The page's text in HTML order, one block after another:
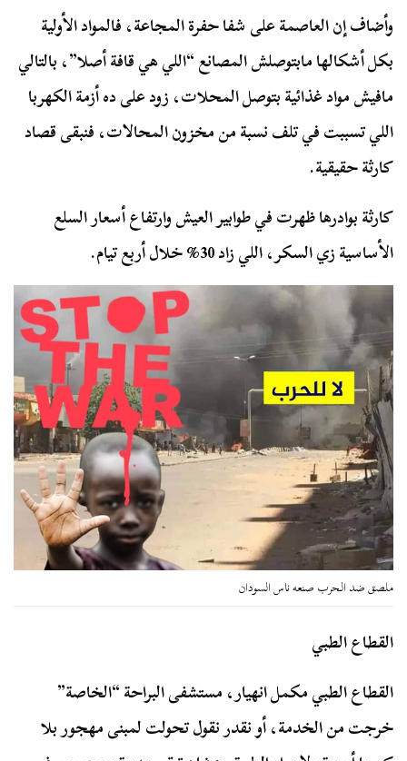
وأضاف إن العاصمة على شفا حفرة المجاعة، فالمواد الأولية
بكل أشكالها مابتوصلش المصانع “اللي هي قافة أصلا”، بالتالي
مافيش مواد غذائية بتوصل المحلات، زود على ده أزمة الكهربا
اللي تسببت في تلف نسبة من مخزون المحالات، فنبقى قصاد
كارثة حقيقية.
كارثة بوادرها ظهرت في طوابير العيش وارتفاع أسعار السلع
الأساسية زي السكر، اللي زاد 30% خلال أربع تيام.
ملصق ضد الحرب صنعه ناس السودان
القطاع الطبي
القطاع الطبي مكمل انهيار، مستشفى البراحة “الخاصة”
خرجت من الخدمة، أو نقدر نقول تحولت لمبنى مهجور بلا